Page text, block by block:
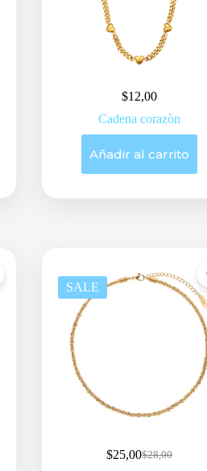
$12,00
Cadena corazòn
Añadir al carrito
SALE
$28,00
Original
$25,00Current